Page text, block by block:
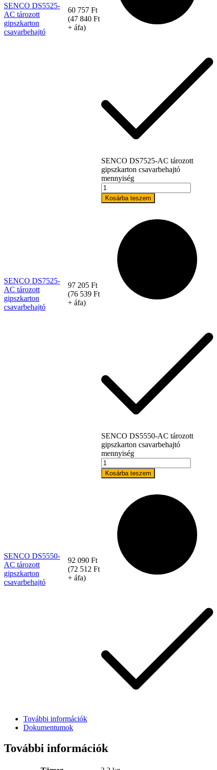
Szerviz
SENCO DS5525-
AC tározott
gipszkarton
csavarbehajtó
60 757 Ft
(47 840 Ft
+ áfa)
SENCO DS7525-
AC tározott
gipszkarton
csavarbehajtó
97 205 Ft
(76 539 Ft
+ áfa)
SENCO DS7525-AC tározott
gipszkarton csavarbehajtó
mennyiség
Kosárba teszem
SENCO DS5550-
AC tározott
gipszkarton
csavarbehajtó
92 090 Ft
(72 512 Ft
+ áfa)
SENCO DS5550-AC tározott
gipszkarton csavarbehajtó
mennyiség
Kosárba teszem
További információk
Dokumentumok
További információk